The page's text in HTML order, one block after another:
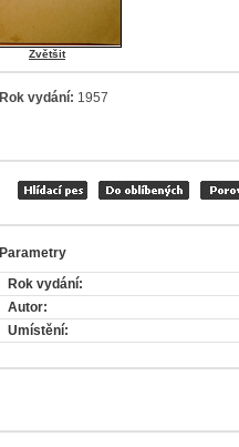
Zvětšit
Rok vydání: 1957
Parametry
Rok vydání:
Autor:
Umístění: